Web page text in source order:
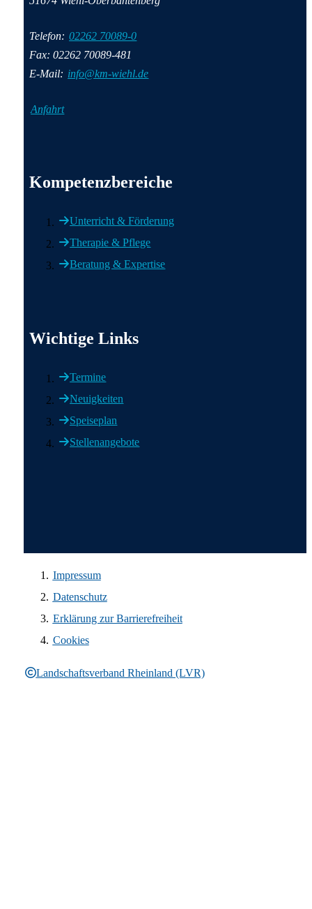
Telefon: 02262 70089-0
Fax: 02262 70089-481
E-Mail: info@km-wiehl.de
Anfahrt
Kompetenzbereiche
Unterricht & Förderung
Therapie & Pflege
Beratung & Expertise
Wichtige Links
Termine
Neuigkeiten
Speiseplan
Stellenangebote
Landschaftsverband Rheinland (LVR)
Impressum
Datenschutz
Erklärung zur Barrierefreiheit
Cookies